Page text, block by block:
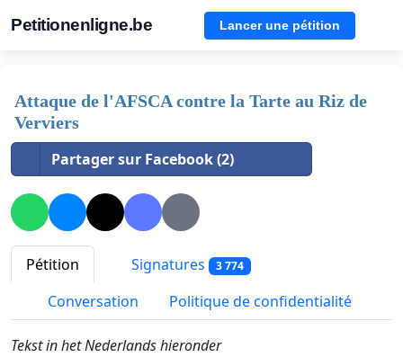
Petitionenligne.be Lancer une pétition
Attaque de l'AFSCA contre la Tarte au Riz de
Verviers
Partager sur Facebook (2)
Pétition Signatures 3 774
Conversation Politique de confidentialité
Tekst in het Nederlands hieronder